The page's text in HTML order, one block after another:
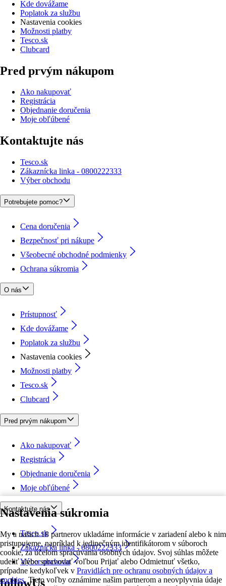
Nastavenia súkromia
My a našich 18 partnerov ukladáme informácie v zariadení alebo k nim
pristupujeme, napríklad k jedinečným identifikátorom v súboroch
cookie, za účelom spracúvania osobných údajov. Svoj súhlas môžete
udeliť alebo spravovať voľbou Prijať alebo Odmietnuť všetko,
prípadne kedykoľvek v Pravidlách pre ochranu osobných údajov a
cookies. Tieto voľby oznámime našim partnerom a neovplyvnia údaje
Kde dovážame
Poplatok za službu
Nastavenia cookies
Možnosti platby
Tesco.sk
Clubcard
Pred prvým nákupom
Ako nakupovať
Registrácia
Objednanie doručenia
Moje obľúbené
Kontaktujte nás
Tesco.sk
Zákaznícka linka - 0800222333
Výber obchodu
Potrebujete pomoc?
Cena doručenia
Bezpečnosť pri nákupe
Všeobecné obchodné podmienky
Ochrana súkromia
O nás
Prístupnosť
Kde dovážame
Poplatok za službu
Nastavenia cookies
Možnosti platby
Tesco.sk
Clubcard
Pred prvým nákupom
Ako nakupovať
Registrácia
Objednanie doručenia
Moje obľúbené
Kontaktujte nás
Tesco.sk
Zákaznícka linka - 0800222333
Výber obchodu
followUs